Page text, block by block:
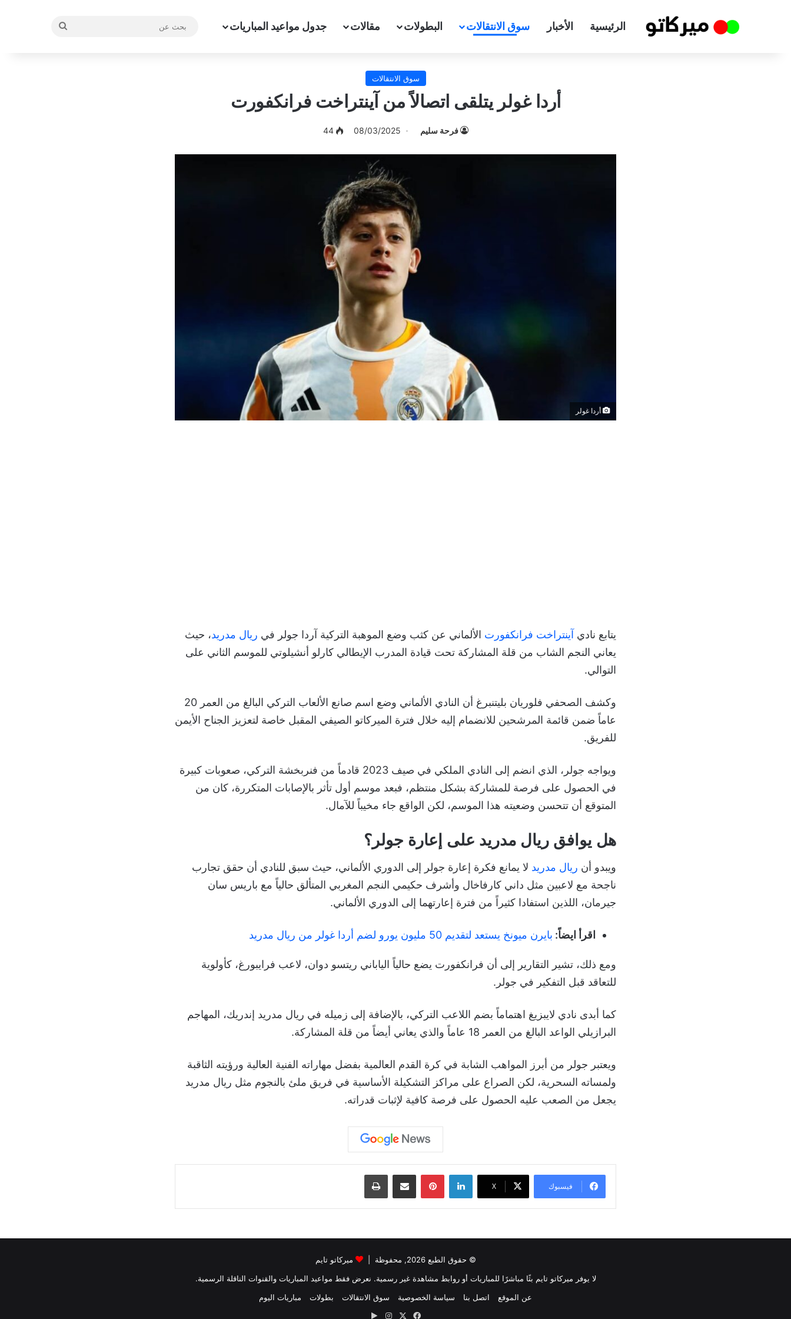
الرئيسية الأخبار سوق الانتقالات البطولات مقالات جدول مواعيد المباريات
سوق الانتقالات
أردا غولر يتلقى اتصالاً من آينتراخت فرانكفورت
فرحة سليم 08/03/2025
44
أردا غولر
يتابع نادي آينتراخت فرانكفورت الألماني عن كثب وضع الموهبة التركية آردا جولر في ريال مدريد، حيث
يعاني النجم الشاب من قلة المشاركة تحت قيادة المدرب الإيطالي كارلو أنشيلوتي للموسم الثاني على
التوالي.
وكشف الصحفي فلوريان بليتنبرغ أن النادي الألماني وضع اسم صانع الألعاب التركي البالغ من العمر 20
عاماً ضمن قائمة المرشحين للانضمام إليه خلال فترة الميركاتو الصيفي المقبل خاصة لتعزيز الجناح الأيمن
للفريق.
ويواجه جولر، الذي انضم إلى النادي الملكي في صيف 2023 قادماً من فنربخشة التركي، صعوبات كبيرة
في الحصول على فرصة للمشاركة بشكل منتظم، فبعد موسم أول تأثر بالإصابات المتكررة، كان من
المتوقع أن تتحسن وضعيته هذا الموسم، لكن الواقع جاء مخيباً للآمال.
هل يوافق ريال مدريد على إعارة جولر؟
ويبدو أن ريال مدريد لا يمانع فكرة إعارة جولر إلى الدوري الألماني، حيث سبق للنادي أن حقق تجارب
ناجحة مع لاعبين مثل داني كارفاخال وأشرف حكيمي النجم المغربي المتألق حالياً مع باريس سان
جيرمان، اللذين استفادا كثيراً من فترة إعارتهما إلى الدوري الألماني.
اقرأ ايضاً: بايرن ميونخ يستعد لتقديم 50 مليون يورو لضم أردا غولر من ريال مدريد
ومع ذلك، تشير التقارير إلى أن فرانكفورت يضع حالياً الياباني ريتسو دوان، لاعب فرايبورغ، كأولوية
للتعاقد قبل التفكير في جولر.
كما أبدى نادي لايبزيغ اهتماماً بضم اللاعب التركي، بالإضافة إلى زميله في ريال مدريد إندريك، المهاجم
البرازيلي الواعد البالغ من العمر 18 عاماً والذي يعاني أيضاً من قلة المشاركة.
ويعتبر جولر من أبرز المواهب الشابة في كرة القدم العالمية بفضل مهاراته الفنية العالية ورؤيته الثاقبة
ولمساته السحرية، لكن الصراع على مراكز التشكيلة الأساسية في فريق ملئ بالنجوم مثل ريال مدريد
يجعل من الصعب عليه الحصول على فرصة كافية لإثبات قدراته.
فيسبوك ‫X
لينكدإن بينتيريست
© حقوق الطبع 2026, محفوظة |
ميركاتو تايم
لا يوفر ميركاتو تايم بثًا مباشرًا للمباريات أو روابط مشاهدة غير رسمية. نعرض فقط مواعيد المباريات والقنوات الناقلة الرسمية.
عن الموقع
اتصل بنا سياسة الخصوصية سوق الانتقالات بطولات
مباريات اليوم
فيسبوك
انستقرام